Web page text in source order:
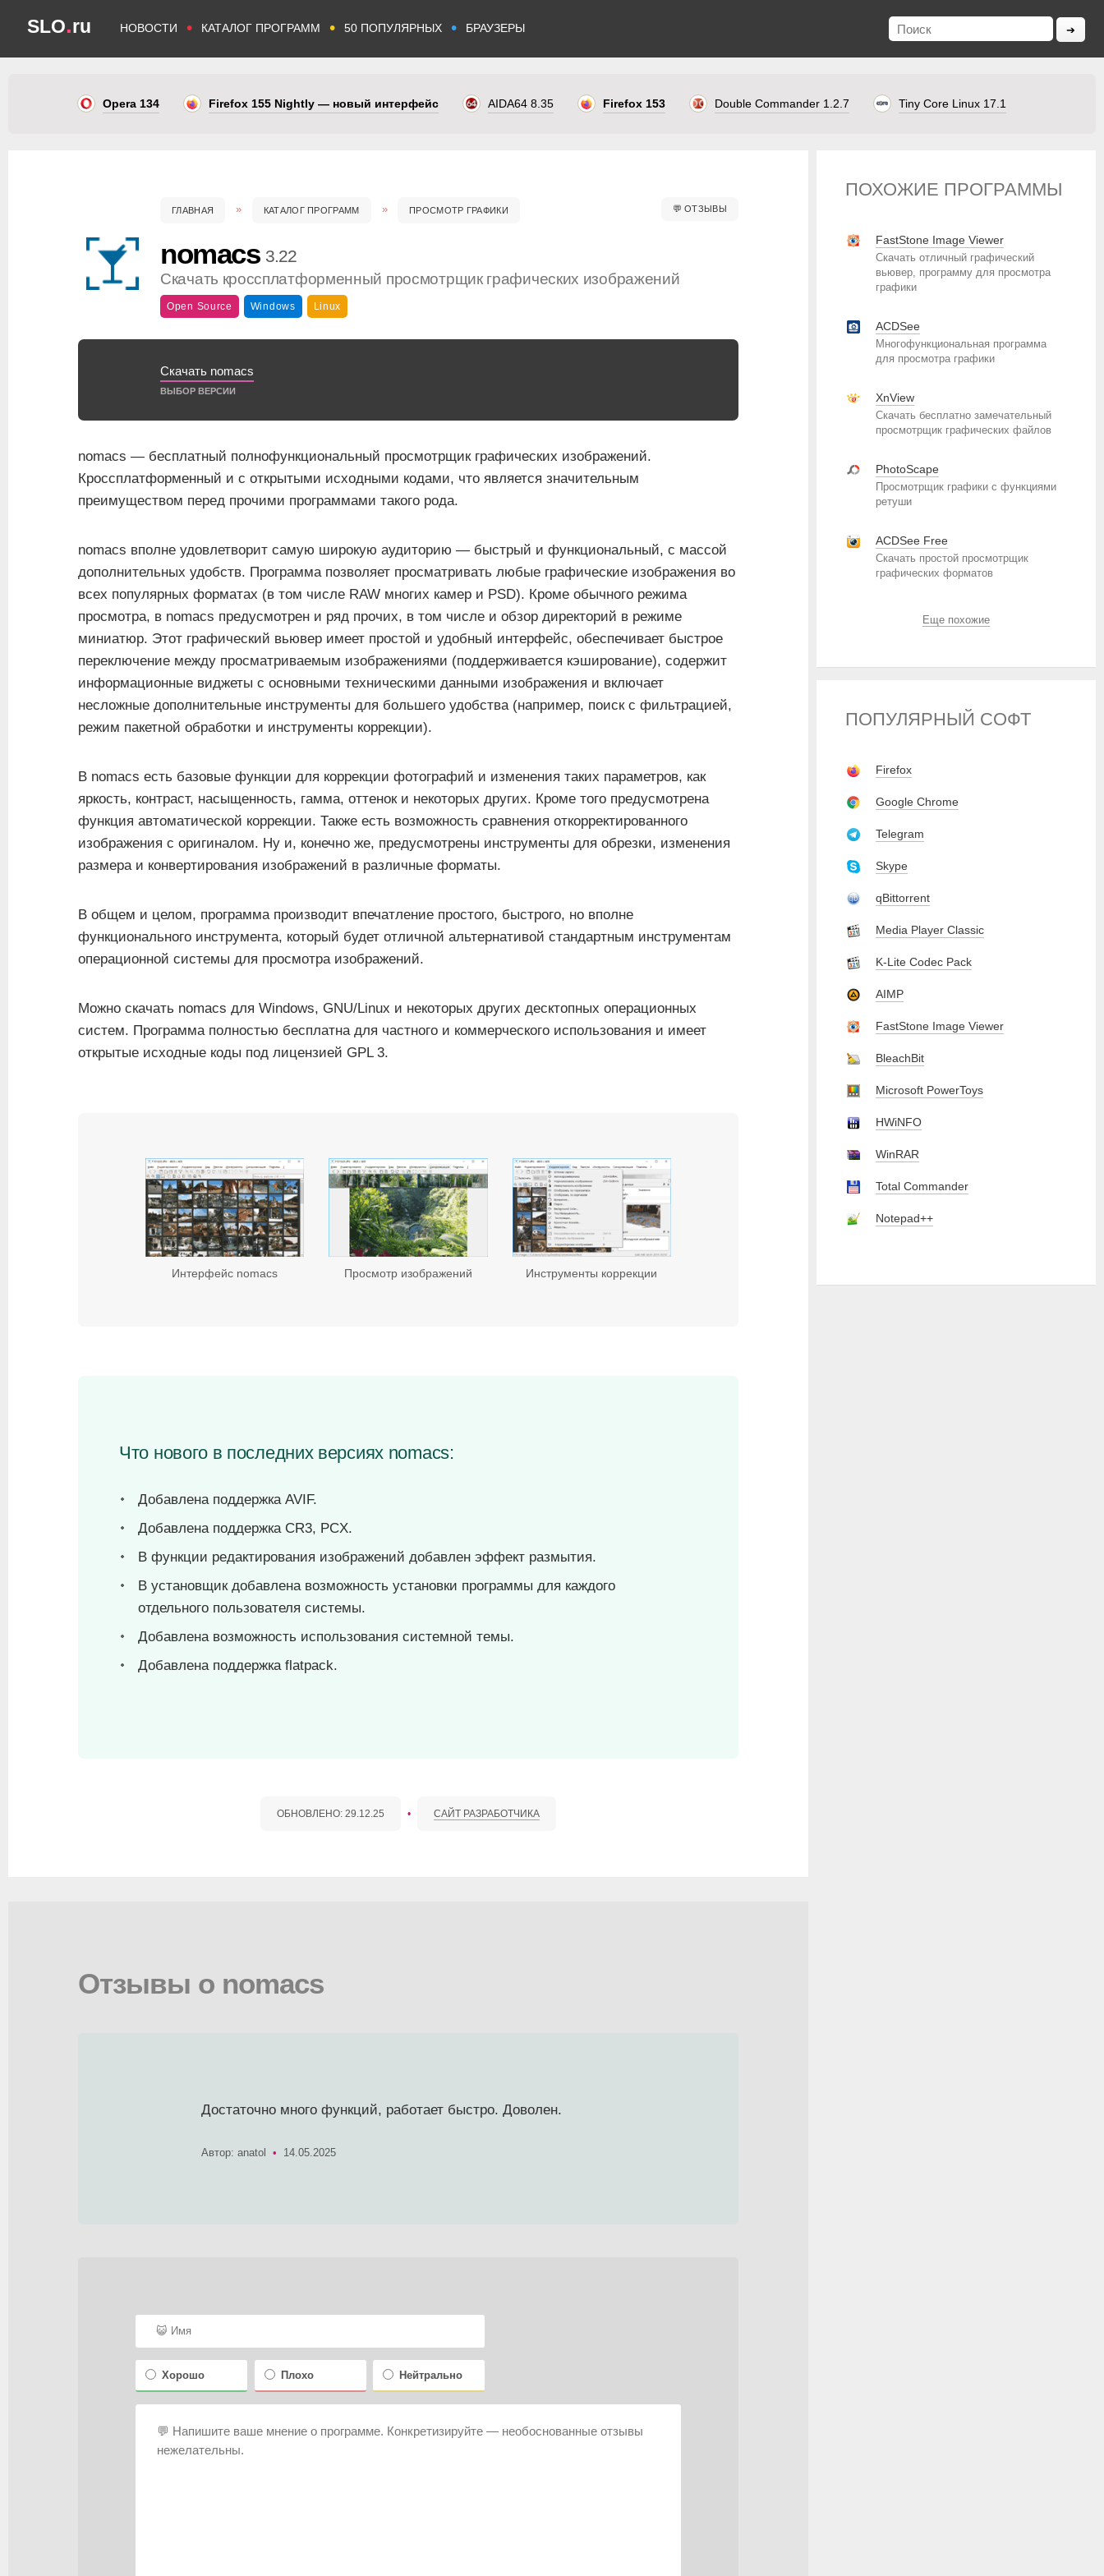
SLO.ru НОВОСТИ • КАТАЛОГ ПРОГРАММ • 50 ПОПУЛЯРНЫХ • БРАУЗЕРЫ
Opera 134 Firefox 155 Nightly — новый интерфейс AIDA64 8.35 Firefox 153 Double Commander 1.2.7 Tiny Core Linux 17.1
💬ОТЗЫВЫ
ГЛАВНАЯ КАТАЛОГ ПРОГРАММ ПРОСМОТР ГРАФИКИ
nomacs 3.22
Скачать кроссплатформенный просмотрщик графических изображений
Open Source Windows Linux
Скачать nomacs
ВЫБОР ВЕРСИИ
nomacs — бесплатный полнофункциональный просмотрщик графических изображений.
Кроссплатформенный и с открытыми исходными кодами, что является значительным
преимуществом перед прочими программами такого рода.
nomacs вполне удовлетворит самую широкую аудиторию — быстрый и функциональный, с массой
дополнительных удобств. Программа позволяет просматривать любые графические изображения во
всех популярных форматах (в том числе RAW многих камер и PSD). Кроме обычного режима
просмотра, в nomacs предусмотрен и ряд прочих, в том числе и обзор директорий в режиме
миниатюр. Этот графический вьювер имеет простой и удобный интерфейс, обеспечивает быстрое
переключение между просматриваемым изображениями (поддерживается кэширование), содержит
информационные виджеты с основными техническими данными изображения и включает
несложные дополнительные инструменты для большего удобства (например, поиск с фильтрацией,
режим пакетной обработки и инструменты коррекции).
В nomacs есть базовые функции для коррекции фотографий и изменения таких параметров, как
яркость, контраст, насыщенность, гамма, оттенок и некоторых других. Кроме того предусмотрена
функция автоматической коррекции. Также есть возможность сравнения откорректированного
изображения с оригиналом. Ну и, конечно же, предусмотрены инструменты для обрезки, изменения
размера и конвертирования изображений в различные форматы.
В общем и целом, программа производит впечатление простого, быстрого, но вполне
функционального инструмента, который будет отличной альтернативой стандартным инструментам
операционной системы для просмотра изображений.
Можно скачать nomacs для Windows, GNU/Linux и некоторых других десктопных операционных
систем. Программа полностью бесплатна для частного и коммерческого использования и имеет
открытые исходные коды под лицензией GPL 3.
Интерфейс nomacs Просмотр изображений Инструменты коррекции
Что нового в последних версиях nomacs:
Добавлена поддержка AVIF.
Добавлена поддержка CR3, PCX.
В функции редактирования изображений добавлен эффект размытия.
В установщик добавлена возможность установки программы для каждого
отдельного пользователя системы.
Добавлена возможность использования системной темы.
Добавлена поддержка flatpack.
ОБНОВЛЕНО: 29.12.25 • САЙТ РАЗРАБОТЧИКА
Отзывы о nomacs
Достаточно много функций, работает быстро. Доволен.
Автор: anatol • 14.05.2025
Хорошо Плохо Нейтрально
ПОХОЖИЕ ПРОГРАММЫ
FastStone Image Viewer
Скачать отличный графический
вьювер, программу для просмотра
графики
ACDSee
Многофункциональная программа
для просмотра графики
XnView
Скачать бесплатно замечательный
просмотрщик графических файлов
PhotoScape
Просмотрщик графики с функциями
ретуши
ACDSee Free
Скачать простой просмотрщик
графических форматов
Еще похожие
ПОПУЛЯРНЫЙ СОФТ
Firefox
Google Chrome
Telegram
Skype
qBittorrent
Media Player Classic
K-Lite Codec Pack
AIMP
FastStone Image Viewer
BleachBit
Microsoft PowerToys
HWiNFO
WinRAR
Total Commander
Notepad++